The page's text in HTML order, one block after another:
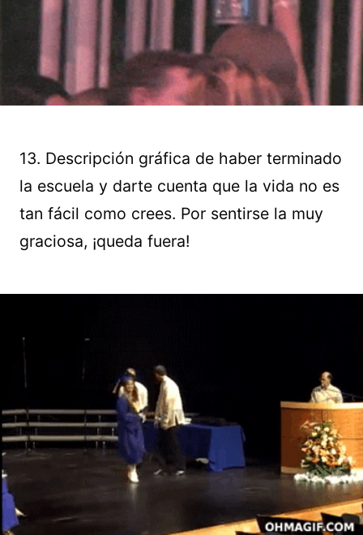
13. Descripción gráfica de haber terminado
la escuela y darte cuenta que la vida no es
tan fácil como crees. Por sentirse la muy
graciosa, ¡queda fuera!